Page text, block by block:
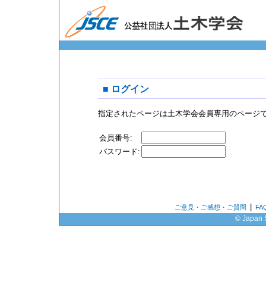
■ ログイン
指定されたページは土木学会会員専用のページ
会員番号:
パスワード:
ご意見・ご感想・ご質問
© Japan